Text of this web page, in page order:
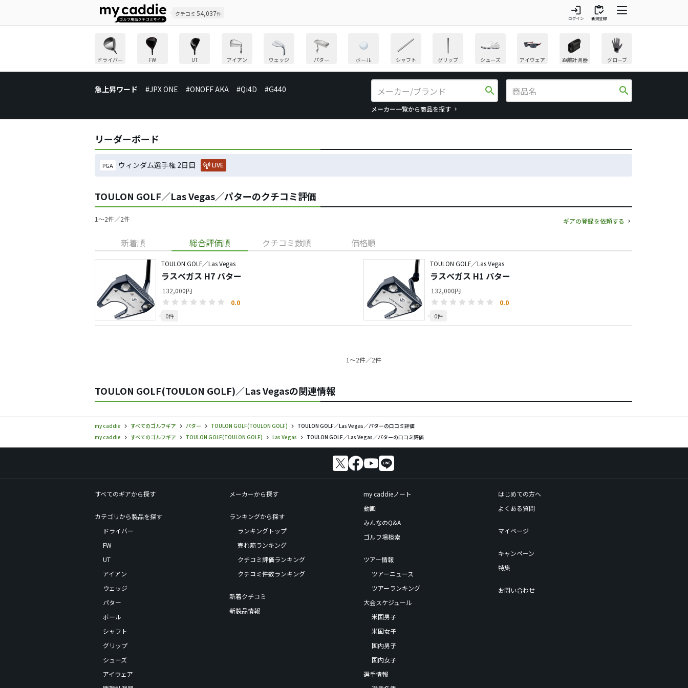
クチコミ 54,037件 login
ログイン
inventory
新規登録
ドライバー FW UT アイアン ウェッジ パター ボール シャフト グリップ シューズ アイウェア 距離計測器 グローブ
急上昇ワード #JPX ONE #ONOFF AKA #Qi4D #G440 search
メーカー一覧から商品を探す
search
リーダーボード
PGA ウィンダム選手権 2日目 LIVE
TOULON GOLF／Las Vegas／パターのクチコミ評価
1〜2件／2件 ギアの登録を依頼する
新着順 総合評価順 クチコミ数順 価格順
TOULON GOLF／Las Vegas
ラスベガス H7 パター
132,000円
0.0
0件
TOULON GOLF／Las Vegas
ラスベガス H1 パター
132,000円
0.0
0件
1〜2件／2件
TOULON GOLF(TOULON GOLF)／Las Vegasの関連情報
my caddie すべてのゴルフギア パター TOULON GOLF(TOULON GOLF)
TOULON GOLF／Las Vegas／パターの口コミ評価
my caddie
すべてのゴルフギア TOULON GOLF(TOULON GOLF) Las Vegas TOULON GOLF／Las Vegas／パターの口コミ評価
すべてのギアから探す
カテゴリから製品を探す
ドライバー
FW
UT
アイアン
ウェッジ
パター
ボール
シャフト
グリップ
シューズ
アイウェア
メーカーから探す
ランキングから探す
ランキングトップ
売れ筋ランキング
クチコミ評価ランキング
クチコミ件数ランキング
新着クチコミ
新製品情報
my caddieノート
動画
みんなのQ&A
ゴルフ場検索
ツアー情報
ツアーニュース
ツアーランキング
大会スケジュール
米国男子
米国女子
国内男子
国内女子
選手情報
はじめての方へ
よくある質問
マイページ
キャンペーン
特集
お問い合わせ